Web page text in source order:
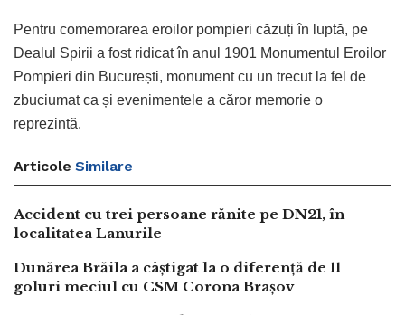
Pentru comemorarea eroilor pompieri căzuți în luptă, pe
Dealul Spirii a fost ridicat în anul 1901 Monumentul Eroilor
Pompieri din București, monument cu un trecut la fel de
zbuciumat ca și evenimentele a căror memorie o
reprezintă.
Articole Similare
Accident cu trei persoane rănite pe DN21, în
localitatea Lanurile
Dunărea Brăila a câștigat la o diferență de 11
goluri meciul cu CSM Corona Brașov